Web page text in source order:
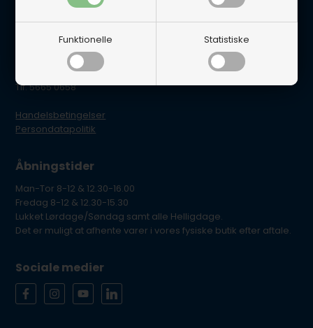
Funktionelle Statistiske
Kundeservice
Glentevej 22B
E-mail: per@lynegaard.dk
Tlf. 5665 0658
Handelsbetingelser
Persondatapolitik
Åbningstider
Man-Tor 8-12 & 12.30-16.00
Fredag 8-12 & 12.30-15.30
Lukket Lørdage/Søndag samt alle Helligdage.
Det er muligt at afhente varer i vores fysiske butik efter aftale.
Sociale medier